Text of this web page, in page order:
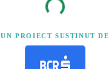
UN PROIECT SUSȚINUT DE